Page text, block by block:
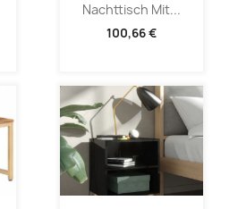
Nachttisch Mit...
100,66 €